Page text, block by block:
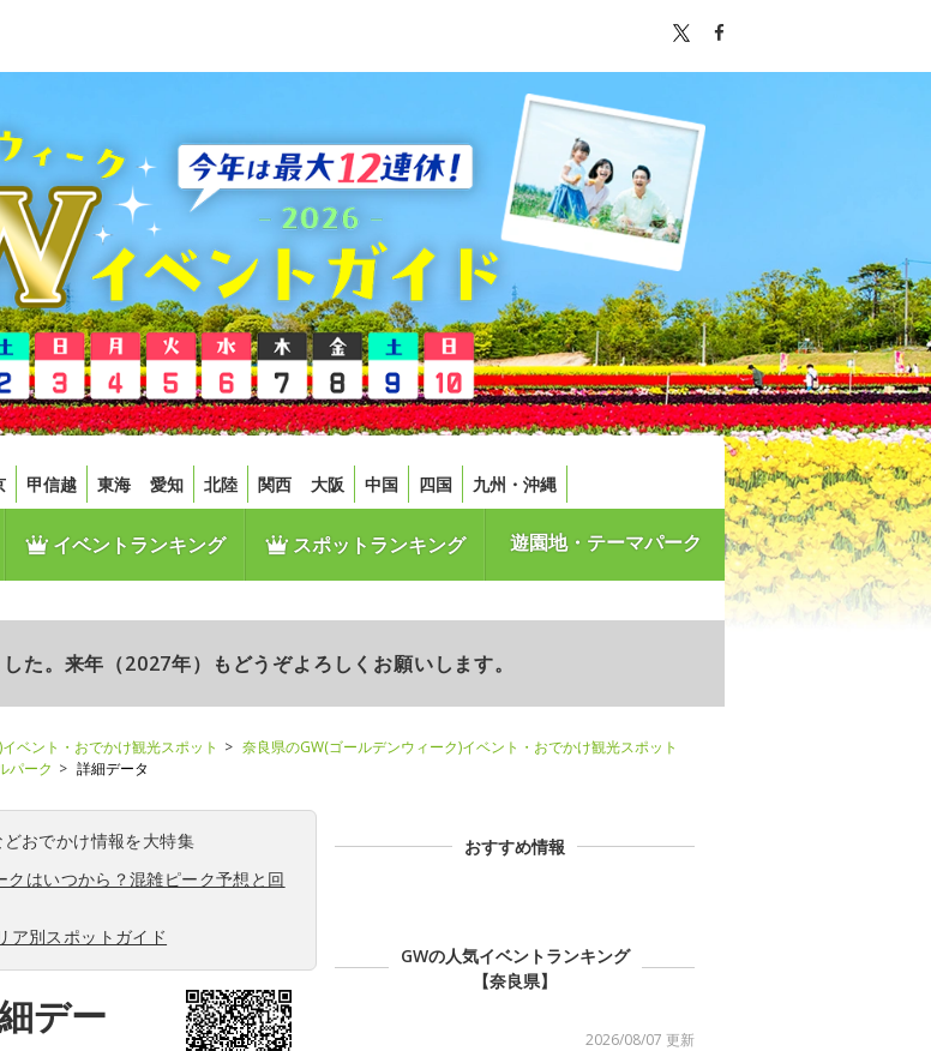
甲信越 東海 愛知 北陸 関西 大阪 中国 四国 九州・沖縄
イベントランキング スポットランキング 遊園地・テーマパーク
た。来年（2027年）もどうぞよろしくお願いします。
ベント・おでかけ観光スポット
奈良県のGW(ゴールデンウィーク)イベント・おでかけ観光スポット
パーク 詳細データ
どおでかけ情報を大特集
クはいつから？混雑ピーク予想と回
ア別スポットガイド
デー
おすすめ情報
GWの人気イベントランキング
【奈良県】
2026/08/07 更新